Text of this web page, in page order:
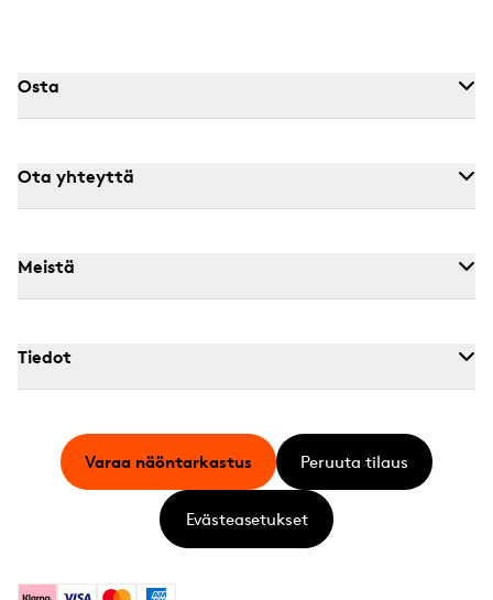
Osta
Ota yhteyttä
Meistä
Tiedot
KlarnaVisa MastercardAmerican Express
Varaa näöntarkastus Peruuta tilaus
Evästeasetukset